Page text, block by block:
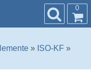
0
» ISO-KF »